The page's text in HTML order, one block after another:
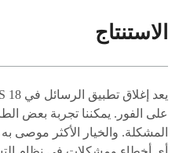
الاستنتاج
على الفور. يمكننا تجربة بعض
المشكلة. والخيار الأكثر موصى